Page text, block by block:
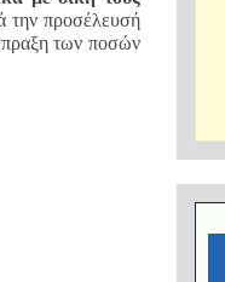
την προσέλευσή
των ποσών